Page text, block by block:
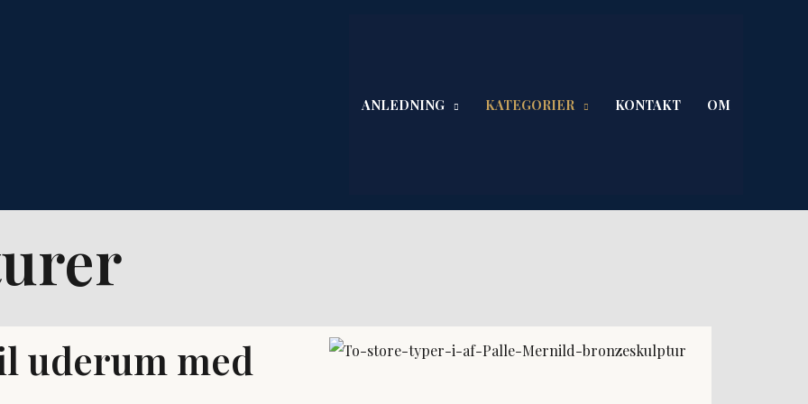
ANLEDNING KATEGORIER KONTAKT OM
uderum med